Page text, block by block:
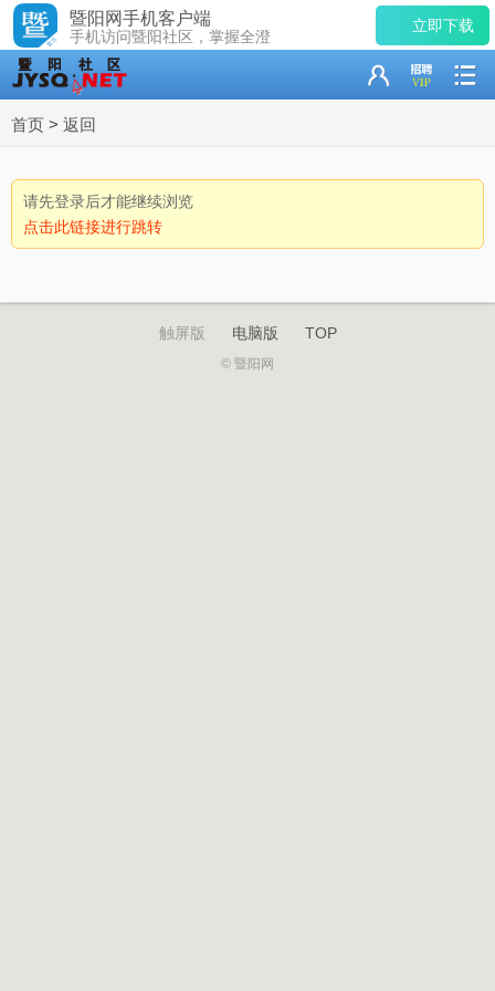
暨阳网手机客户端
手机访问暨阳社区，掌握全澄
立即下载
首页 > 返回
请先登录后才能继续浏览
点击此链接进行跳转
触屏版 电脑版 TOP
© 暨阳网